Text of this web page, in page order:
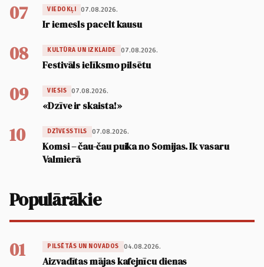
07 VIEDOKĻI 07.08.2026.
Ir iemesls pacelt kausu
08 KULTŪRA UN IZKLAIDE 07.08.2026.
Festivāls ielīksmo pilsētu
09 VIESIS 07.08.2026.
«Dzīve ir skaista!»
10 DZĪVESSTILS 07.08.2026.
Komsi – čau-čau puika no Somijas. Ik vasaru
Valmierā
Populārākie
01 PILSĒTĀS UN NOVADOS 04.08.2026.
Aizvadītas mājas kafejnīcu dienas